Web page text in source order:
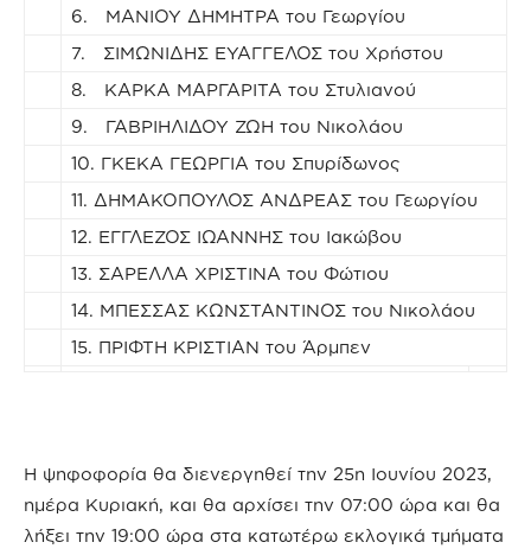
6. ΜΑΝΙΟΥ ΔΗΜΗΤΡΑ του Γεωργίου
7. ΣΙΜΩΝΙΔΗΣ ΕΥΑΓΓΕΛΟΣ του Χρήστου
8. ΚΑΡΚΑ ΜΑΡΓΑΡΙΤΑ του Στυλιανού
9. ΓΑΒΡΙΗΛΙΔΟΥ ΖΩΗ του Νικολάου
10. ΓΚΕΚΑ ΓΕΩΡΓΙΑ του Σπυρίδωνος
11. ΔΗΜΑΚΟΠΟΥΛΟΣ ΑΝΔΡΕΑΣ του Γεωργίου
12. ΕΓΓΛΕΖΟΣ ΙΩΑΝΝΗΣ του Ιακώβου
13. ΣΑΡΕΛΛΑ ΧΡΙΣΤΙΝΑ του Φώτιου
14. ΜΠΕΣΣΑΣ ΚΩΝΣΤΑΝΤΙΝΟΣ του Νικολάου
15. ΠΡΙΦΤΗ ΚΡΙΣΤΙΑΝ του Άρμπεν
Η ψηφοφορία θα διενεργηθεί την 25η Ιουνίου 2023,
ημέρα Κυριακή, και θα αρχίσει την 07:00 ώρα και θα
λήξει την 19:00 ώρα στα κατωτέρω εκλογικά τμήματα